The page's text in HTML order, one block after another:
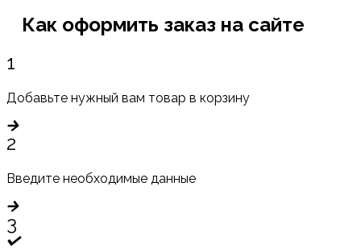
Как оформить заказ на сайте
1
Добавьте нужный вам товар в корзину
2
Введите необходимые данные
3